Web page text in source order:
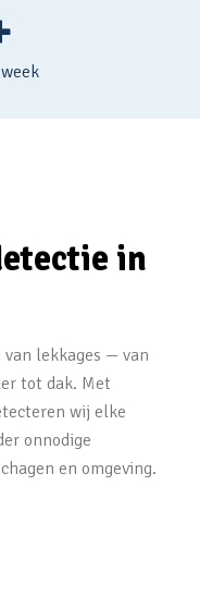
in
lekkages — van
tot dak. Met
wij elke
onnodige
en omgeving.